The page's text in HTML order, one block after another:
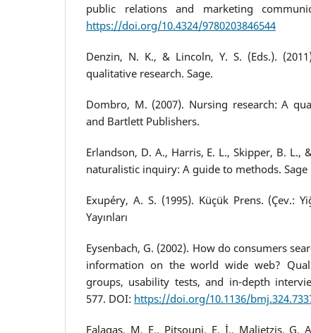
public relations and marketing
https://doi.org/10.4324/9780203846544
Denzin, N. K., & Lincoln, Y. S. (Eds.).
qualitative research. Sage.
Dombro, M. (2007). Nursing research: A
and Bartlett Publishers.
Erlandson, D. A., Harris, E. L., Skipper, B. L.,
naturalistic inquiry: A guide to methods. Sage
Exupéry, A. S. (1995). Küçük Prens. (Çev.:
Yayınları
Eysenbach, G. (2002). How do consumers
information on the world wide web?
groups, usability tests, and in-depth
577. DOI: https://doi.org/10.1136/
Falagas, M. E., Pitsouni, E. İ., Malietzis, G.